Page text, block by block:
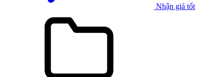
Nhận giá tốt